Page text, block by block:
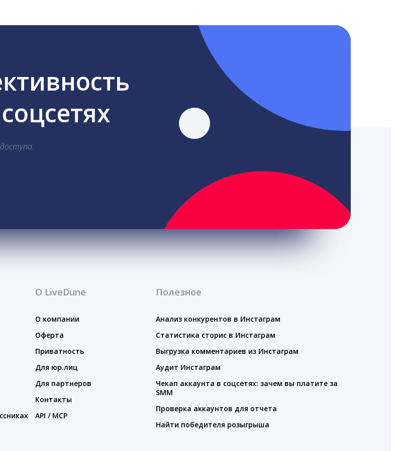
О LiveDune
О компании
Оферта
Приватность
Для юр.лиц
Для партнеров
Контакты
API / MCP
Полезное
Анализ конкурентов в Инстаграм
Статистика сторис в Инстаграм
Выгрузка комментариев из Инстаграм
Аудит Инстаграм
Чекап аккаунта в соцсетях: зачем вы платите за
SMM
Проверка аккаунтов для отчета
Найти победителя розыгрыша